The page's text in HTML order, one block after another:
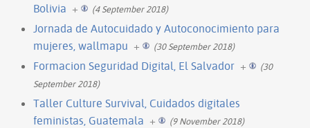
Bolivia + (4 September 2018)
Jornada de Autocuidado y Autoconocimiento para
mujeres, wallmapu + (30 September 2018)
Formacion Seguridad Digital, El Salvador +
(30
September 2018)
Taller Culture Survival, Cuidados digitales
feministas, Guatemala + (9 November 2018)